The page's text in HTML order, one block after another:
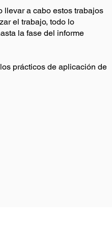
llevar a cabo estos trabajos
el trabajo, todo lo
la fase del informe
prácticos de aplicación de